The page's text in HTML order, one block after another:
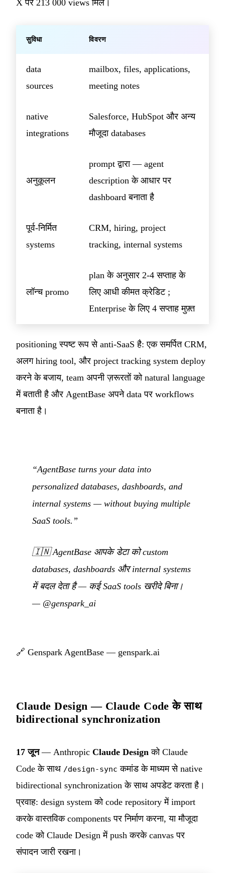
X पर 213 000 views मिले।
सुविधा विवरण
data
sources
mailbox, files, applications,
meeting notes
native
integrations
Salesforce, HubSpot और अन्य
मौजूदा databases
अनुकूलन
prompt द्वारा — agent
description के आधार पर
dashboard बनाता है
पूर्व-निर्मित
systems
CRM, hiring, project
tracking, internal systems
लॉन्च promo
plan के अनुसार 2-4 सप्ताह के
लिए आधी कीमत क्रेडिट ;
Enterprise के लिए 4 सप्ताह मुफ़्त
positioning स्पष्ट रूप से anti-SaaS है: एक समर्पित CRM,
अलग hiring tool, और project tracking system deploy
करने के बजाय, team अपनी ज़रूरतों को natural language
में बताती है और AgentBase अपने data पर workflows
बनाता है।
“AgentBase turns your data into
personalized databases, dashboards, and
internal systems — without buying multiple
SaaS tools.”
🇮🇳AgentBase आपके डेटा को custom
databases, dashboards और internal systems
में बदल देता है — कई SaaS tools खरीदे बिना।
— @genspark_ai
🔗 Genspark AgentBase — genspark.ai
Claude Design — Claude Code के साथ
bidirectional synchronization
17 जून— Anthropic Claude Design को Claude
Code के साथ /design-sync कमांड के माध्यम से native
bidirectional synchronization के साथ अपडेट करता है।
प्रवाह: design system को code repository में import
करके वास्तविक components पर निर्माण करना, या मौजूदा
code को Claude Design में push करके canvas पर
संपादन जारी रखना।